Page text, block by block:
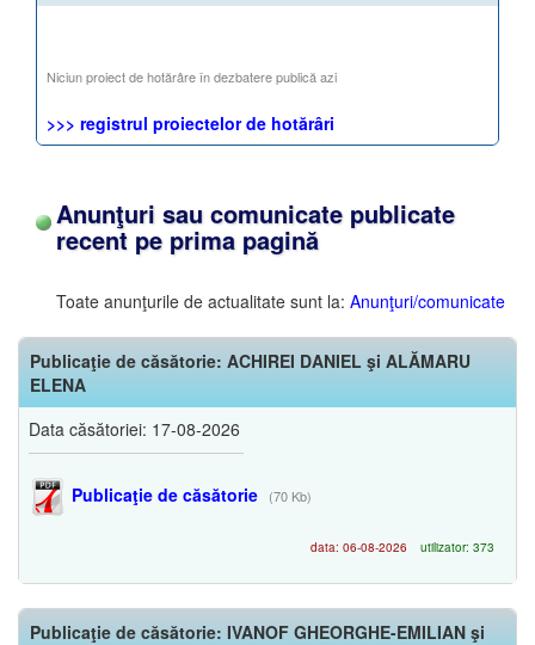
Niciun proiect de hotărâre în dezbatere publică azi
>>> registrul proiectelor de hotărâri
Anunţuri sau comunicate publicate
recent pe prima pagină
Toate anunţurile de actualitate sunt la: Anunţuri/comunicate
Publicaţie de căsătorie: ACHIREI DANIEL şi ALĂMARU
ELENA
Data căsătoriei: 17-08-2026
Publicaţie de căsătorie (70 Kb)
data: 06-08-2026 utilizator: 373
Publicaţie de căsătorie: IVANOF GHEORGHE-EMILIAN şi